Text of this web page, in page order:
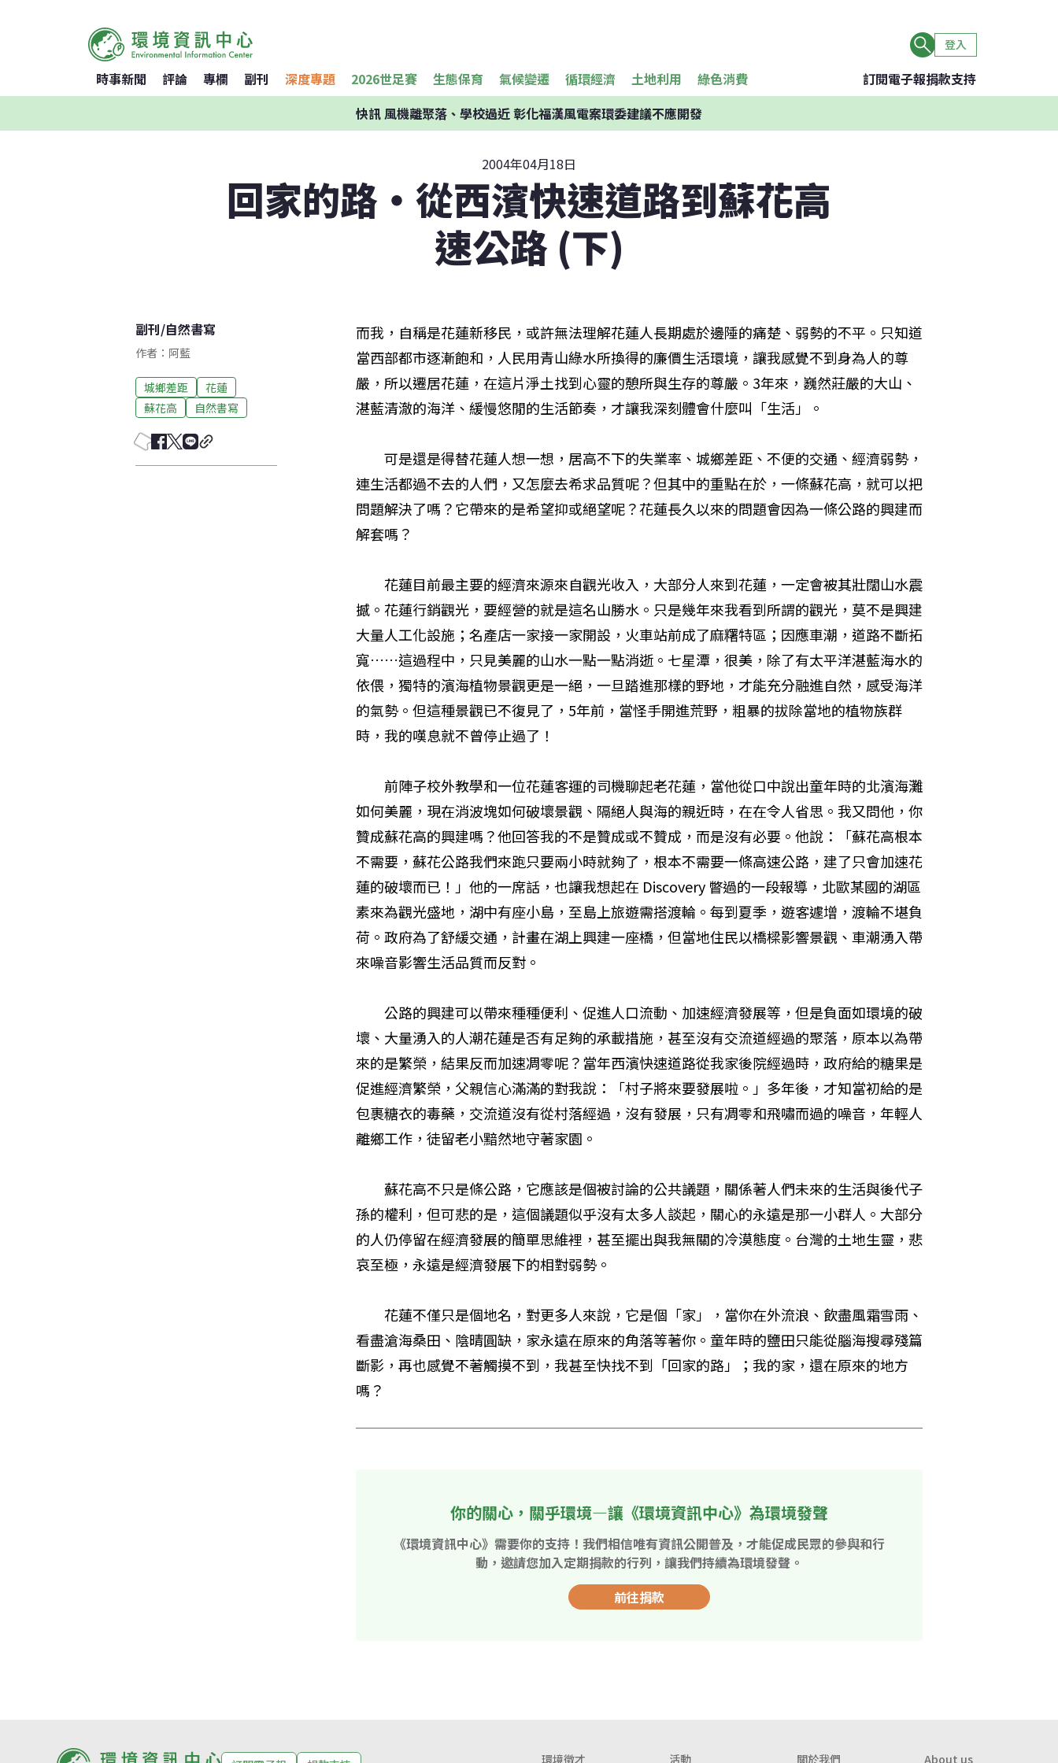
登入
時事新聞 評論 專欄 副刊 深度專題 2026世足賽 生態保育 氣候變遷 循環經濟 土地利用 綠色消費 訂閱電子報捐款支持
快訊風機離聚落、學校過近 彰化福漢風電案環委建議不應開發
2004年04月18日
回家的路‧從西濱快速道路到蘇花高
速公路 (下)
副刊/自然書寫
作者：阿藍
城鄉差距
花蓮
蘇花高
自然書寫
而我，自稱是花蓮新移民，或許無法理解花蓮人長期處於邊陲的痛楚、弱勢的不平。只知道
當西部都市逐漸飽和，人民用青山綠水所換得的廉價生活環境，讓我感覺不到身為人的尊
嚴，所以遷居花蓮，在這片淨土找到心靈的憩所與生存的尊嚴。3年來，巍然莊嚴的大山、
湛藍清澈的海洋、緩慢悠閒的生活節奏，才讓我深刻體會什麼叫「生活」。
可是還是得替花蓮人想一想，居高不下的失業率、城鄉差距、不便的交通、經濟弱勢，
連生活都過不去的人們，又怎麼去希求品質呢？但其中的重點在於，一條蘇花高，就可以把
問題解決了嗎？它帶來的是希望抑或絕望呢？花蓮長久以來的問題會因為一條公路的興建而
解套嗎？
花蓮目前最主要的經濟來源來自觀光收入，大部分人來到花蓮，一定會被其壯闊山水震
撼。花蓮行銷觀光，要經營的就是這名山勝水。只是幾年來我看到所謂的觀光，莫不是興建
大量人工化設施；名產店一家接一家開設，火車站前成了麻糬特區；因應車潮，道路不斷拓
寬……這過程中，只見美麗的山水一點一點消逝。七星潭，很美，除了有太平洋湛藍海水的
依偎，獨特的濱海植物景觀更是一絕，一旦踏進那樣的野地，才能充分融進自然，感受海洋
的氣勢。但這種景觀已不復見了，5年前，當怪手開進荒野，粗暴的拔除當地的植物族群
時，我的嘆息就不曾停止過了！
前陣子校外教學和一位花蓮客運的司機聊起老花蓮，當他從口中說出童年時的北濱海灘
如何美麗，現在消波塊如何破壞景觀、隔絕人與海的親近時，在在令人省思。我又問他，你
贊成蘇花高的興建嗎？他回答我的不是贊成或不贊成，而是沒有必要。他說：「蘇花高根本
不需要，蘇花公路我們來跑只要兩小時就夠了，根本不需要一條高速公路，建了只會加速花
蓮的破壞而已！」他的一席話，也讓我想起在 Discovery 瞥過的一段報導，北歐某國的湖區
素來為觀光盛地，湖中有座小島，至島上旅遊需搭渡輪。每到夏季，遊客遽增，渡輪不堪負
荷。政府為了舒緩交通，計畫在湖上興建一座橋，但當地住民以橋樑影響景觀、車潮湧入帶
來噪音影響生活品質而反對。
公路的興建可以帶來種種便利、促進人口流動、加速經濟發展等，但是負面如環境的破
壞、大量湧入的人潮花蓮是否有足夠的承載措施，甚至沒有交流道經過的聚落，原本以為帶
來的是繁榮，結果反而加速凋零呢？當年西濱快速道路從我家後院經過時，政府給的糖果是
促進經濟繁榮，父親信心滿滿的對我說：「村子將來要發展啦。」多年後，才知當初給的是
包裹糖衣的毒藥，交流道沒有從村落經過，沒有發展，只有凋零和飛嘯而過的噪音，年輕人
離鄉工作，徒留老小黯然地守著家園。
蘇花高不只是條公路，它應該是個被討論的公共議題，關係著人們未來的生活與後代子
孫的權利，但可悲的是，這個議題似乎沒有太多人談起，關心的永遠是那一小群人。大部分
的人仍停留在經濟發展的簡單思維裡，甚至擺出與我無關的冷漠態度。台灣的土地生靈，悲
哀至極，永遠是經濟發展下的相對弱勢。
花蓮不僅只是個地名，對更多人來說，它是個「家」，當你在外流浪、飲盡風霜雪雨、
看盡滄海桑田、陰晴圓缺，家永遠在原來的角落等著你。童年時的鹽田只能從腦海搜尋殘篇
斷影，再也感覺不著觸摸不到，我甚至快找不到「回家的路」；我的家，還在原來的地方
嗎？
你的關心，關乎環境—讓《環境資訊中心》為環境發聲
《環境資訊中心》需要你的支持！我們相信唯有資訊公開普及，才能促成民眾的參與和行
動，邀請您加入定期捐款的行列，讓我們持續為環境發聲。
前往捐款
環境徵才 活動 關於我們 About us